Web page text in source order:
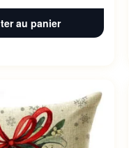
au panier